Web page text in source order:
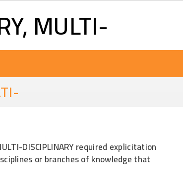
MULTI-
DISCIPLINARY required explicitation
or branches of knowledge that